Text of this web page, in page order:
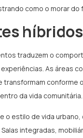
como o morar do
traduzem o
As áreas
transformam conforme
da vida comunitária.
o estilo de vida
integradas,